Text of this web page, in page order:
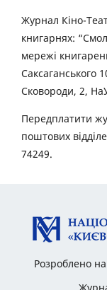
Журнал Кіно-
книгарнях:
мережі
Саксаганського
Сковороди, 2,
Передплатити
поштових
74249.
Розроблено